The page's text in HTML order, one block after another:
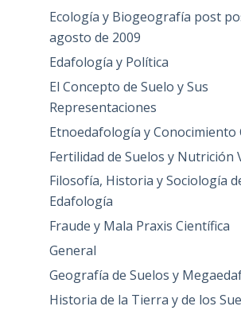
Ecología y Biogeografía post
agosto de 2009
Edafología y Política
El Concepto de Suelo y Sus
Representaciones
Etnoedafología y Conocimiento
Fertilidad de Suelos y Nutrición
Filosofía, Historia y Sociología
Edafología
Fraude y Mala Praxis Científica
General
Geografía de Suelos y
Historia de la Tierra y de los